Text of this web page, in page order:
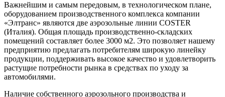
Важнейшим и самым передовым, в технологическом плане,
оборудованием производственного комплекса компании
«Элтранс» являются две аэрозольные линии COSTER
(Италия). Общая площадь производственно-складских
помещений составляет более 3000 м2. Это позволяет нашему
предприятию предлагать потребителям широкую линейку
продукции, поддерживать высокое качество и удовлетворить
растущие потребности рынка в средствах по уходу за
автомобилями.
Наличие собственного аэрозольного производства и